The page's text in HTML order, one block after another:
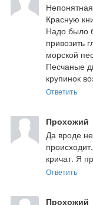
Красную
Надо было
привозить
морской
Песчаные
крупинок
Ответить
Прохожий
Да вроде
кричат. Я
Ответить
Прохожий